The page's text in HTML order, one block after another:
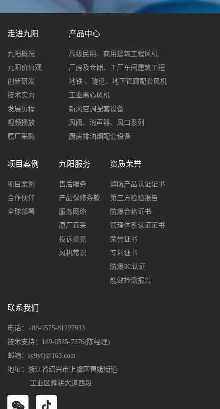
走进九阳
九阳概况
九阳价值观
创新研发
技术实力
发展历程
视频播放
原厂采购
产品中心
高级民用、商用建筑工程风机
厂房及仓储、工厂车间建筑工程
地铁 、隧道、地下管廊配套风机
工业离心风机
新风空调配套设备
风阀、消声器、风口系列
厨房排油烟配套设备
项目案例
项目案例
合作伙伴
全球部署
九阳服务
售后服务
产品保修条款
服务网络
原厂直采
投诉意见
风机常识
资质荣誉
消防产品认证证书
第三方检验报告
防爆合格证书
管理体系认证证书
荣誉证书
专利证书
防爆3C认证
能效检测报告
联系我们
电话：+86-0575-81227933
技术支持：189-0585-7376(陈经理)
邮箱：sy9yfj@163.com
地址：浙江省绍兴市上虞区曹娥街道
工业区舜耕大道西段